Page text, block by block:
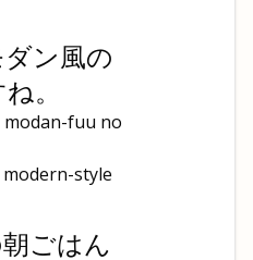
ン風の
。
fuu no
style
ごはん